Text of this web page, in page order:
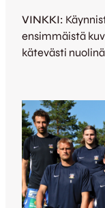
VINKKI:
ensimmäistä
kätevästi